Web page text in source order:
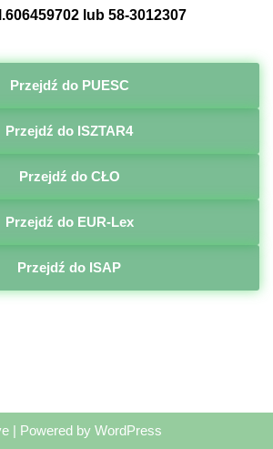
lub 58-3012307
Przejdź do PUESC
Przejdź do ISZTAR4
Przejdź do CŁO
Przejdź do EUR-Lex
Przejdź do ISAP
| Powered by WordPress